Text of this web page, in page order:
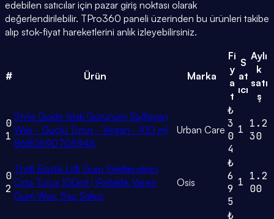
edebilen satıcılar için pazar giriş noktası olarak
değerlendirilebilir. TPro360 paneli üzerinden bu ürünleri takibe
alıp stok-fiyat hareketlerini anlık izleyebilirsiniz.
# Ürün Marka
Fi
y
a
t
S
at
ıcı
Aylı
k
satı
ş
0
1
Style Guide Islak Görünüm Sağlayan
Wax - Güçlü Tutuş - Vegan - 100 ml
8680690705946
Urban Care
₺
3
0
4
1 1.2
30
0
2
Thrill Elastik Lifli Gum Şekillendirici
Orta Tutuş 100ml | Parlaklık Veren
Gum Wax, Saç Sakızı
Osis
₺
6
9
5
1 1.2
00
₺